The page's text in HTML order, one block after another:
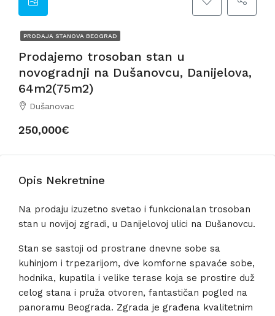
PRODAJA STANOVA BEOGRAD
Prodajemo trosoban stan u
novogradnji na Dušanovcu, Danijelova,
64m2(75m2)
Dušanovac
250,000€
Opis Nekretnine
Na prodaju izuzetno svetao i funkcionalan trosoban
stan u novijoj zgradi, u Danijelovoj ulici na Dušanovcu.
Stan se sastoji od prostrane dnevne sobe sa
kuhinjom i trpezarijom, dve komforne spavaće sobe,
hodnika, kupatila i velike terase koja se prostire duž
celog stana i pruža otvoren, fantastičan pogled na
panoramu Beograda. Zgrada je građena kvalitetnim